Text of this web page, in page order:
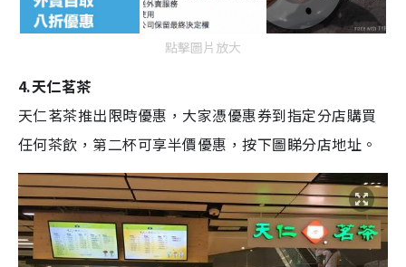
點擊圖片放大
4.天仁茗茶
天仁茗茶推出限時優惠，大家憑優惠券到指定分店購買
任何茶飲，第二杯可享半價優惠，按下圖睇分店地址。